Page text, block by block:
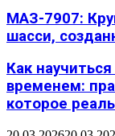
МАЗ-7907:
шасси,
Как
временем:
которое